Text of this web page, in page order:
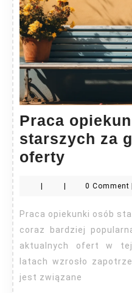
Praca
starszych za
oferty
osób
za
granicą
aktualne
oferty
| | 0 Comment |
Praca opiekunki osób starszych za granicą staje się
coraz bardziej
aktualnych ofert w
latach wzrosło
jest związane